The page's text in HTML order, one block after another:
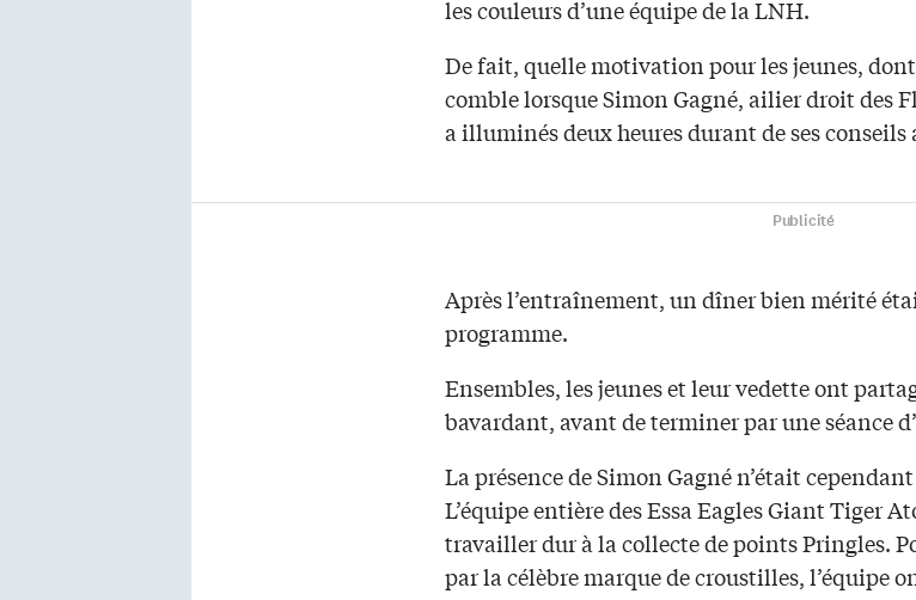
les couleurs d’une équipe de la LNH.
De fait, quelle motivation pour les jeunes,
comble lorsque Simon Gagné, ailier droit des
a illuminés deux heures durant de ses conseils
Publicité
Après l’entraînement, un dîner bien mérité
programme.
Ensembles, les jeunes et leur vedette ont
bavardant, avant de terminer par une séance
La présence de Simon Gagné n’était
L’équipe entière des Essa Eagles Giant Tiger
travailler dur à la collecte de points Pringles.
par la célèbre marque de croustilles, l’équipe